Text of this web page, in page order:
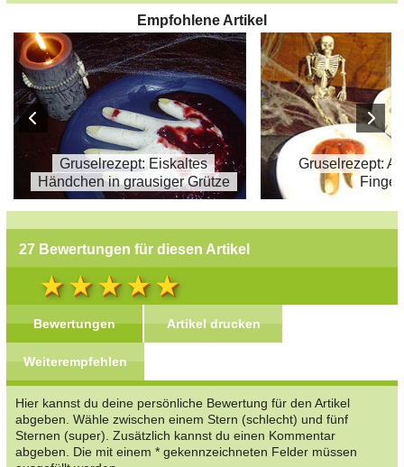
Empfohlene Artikel
Gruselrezept: Eiskaltes
Händchen in grausiger Grütze
Gruselrezept:
Finger
27 Bewertungen für diesen Artikel
Bewertungen Artikel drucken
Weiterempfehlen
Hier kannst du deine persönliche Bewertung für den Artikel
abgeben. Wähle zwischen einem Stern (schlecht) und fünf
Sternen (super). Zusätzlich kannst du einen Kommentar
abgeben. Die mit einem * gekennzeichneten Felder müssen